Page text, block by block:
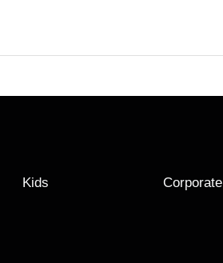
Kids Corporate